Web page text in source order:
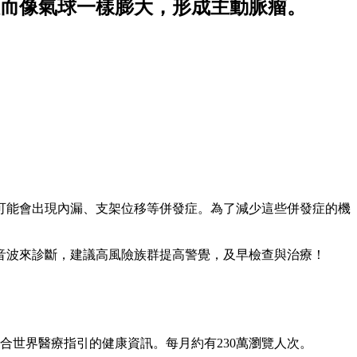
像氣球一樣膨大，形成主動脈瘤。
會出現內漏、支架位移等併發症。為了減少這些併發症的機
來診斷，建議高風險族群提高警覺，及早檢查與治療！
界醫療指引的健康資訊。每月約有230萬瀏覽人次。